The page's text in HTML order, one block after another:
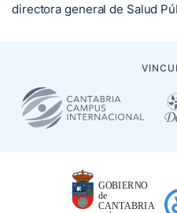
directora general de Salud